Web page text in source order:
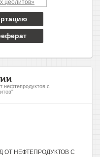
нефтепродуктов с
НЕФТЕПРОДУКТОВ С